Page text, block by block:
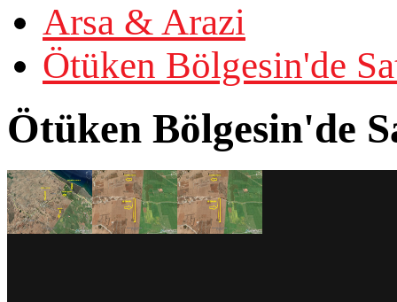
Arsa & Arazi
Ötüken Bölgesin'de
Ötüken Bölgesin'de